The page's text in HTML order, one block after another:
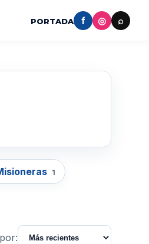
PORTADA f ◎ ⌕
1